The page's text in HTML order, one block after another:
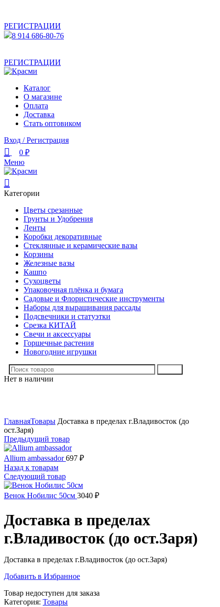
РЕГИСТРАЦИИ
8 914 686-80-76
РЕГИСТРАЦИИ
Каталог
О магазине
Оплата
Доставка
Стать оптовиком
Вход / Регистрация
0 ₽
Меню
Категории
Цветы срезанные
Грунты и Удобрения
Ленты
Коробки декоративные
Стеклянные и керамические вазы
Корзины
Железные вазы
Кашпо
Сухоцветы
Упаковочная плёнка и бумага
Садовые и Флористические инструменты
Наборы для выращивания рассады
Подсвечники и статуэтки
Срезка КИТАЙ
Свечи и аксессуары
Горшечные растения
Новогодние игрушки
Нет в наличии
ГлавнаяТовары Доставка в пределах г.Владивосток (до
ост.Заря)
Предыдущий товар
Allium ambassador697 ₽
Назад к товарам
Следующий товар
Венок Нобилис 50см 3040 ₽
Доставка в пределах
г.Владивосток (до ост.Заря)
Доставка в пределах г.Владивосток (до ост.Заря)
Добавить в Избранное
Товар недоступен для заказа
Категория: Товары